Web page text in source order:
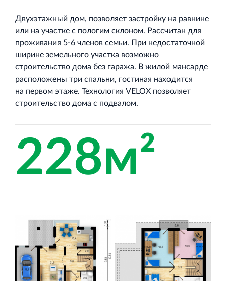
Двухэтажный дом, позволяет застройку на равнине
или на участке с пологим склоном. Рассчитан для
проживания 5-6 членов семьи. При недостаточной
ширине земельного участка возможно
строительство дома без гаража. В жилой мансарде
расположены три спальни, гостиная находится
на первом этаже. Технология VELOX позволяет
строительство дома с подвалом.
228м²